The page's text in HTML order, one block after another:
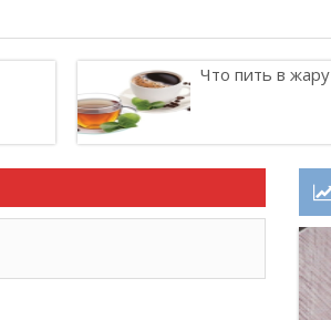
Что пить в жару